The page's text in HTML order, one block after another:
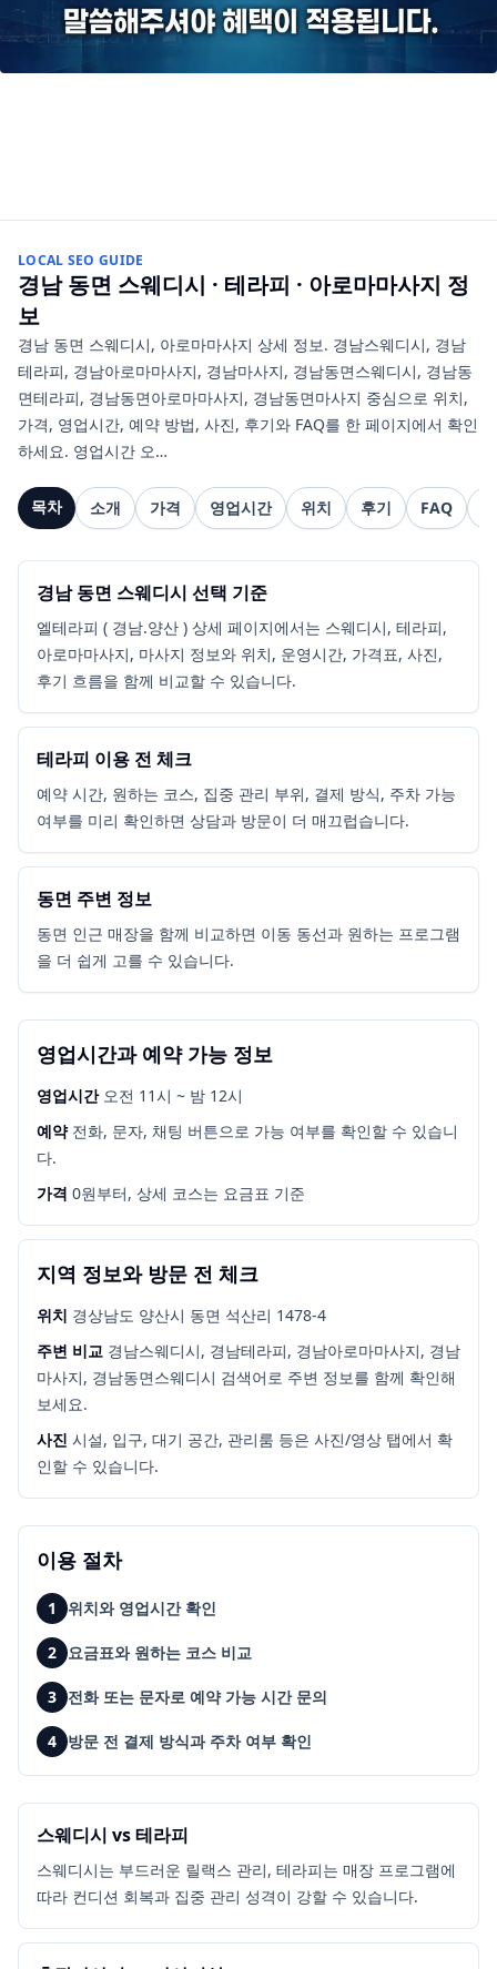
LOCAL SEO GUIDE
경남 동면 스웨디시 · 테라피 · 아로마마사지 정
보
경남 동면 스웨디시, 아로마마사지 상세 정보. 경남스웨디시, 경남
테라피, 경남아로마마사지, 경남마사지, 경남동면스웨디시, 경남동
면테라피, 경남동면아로마마사지, 경남동면마사지 중심으로 위치,
가격, 영업시간, 예약 방법, 사진, 후기와 FAQ를 한 페이지에서 확인
하세요. 영업시간 오…
목차 소개 가격 영업시간 위치 후기 FAQ
경남 동면 스웨디시 선택 기준
엘테라피 ( 경남.양산 ) 상세 페이지에서는 스웨디시, 테라피,
아로마마사지, 마사지 정보와 위치, 운영시간, 가격표, 사진,
후기 흐름을 함께 비교할 수 있습니다.
테라피 이용 전 체크
예약 시간, 원하는 코스, 집중 관리 부위, 결제 방식, 주차 가능
여부를 미리 확인하면 상담과 방문이 더 매끄럽습니다.
동면 주변 정보
동면 인근 매장을 함께 비교하면 이동 동선과 원하는 프로그램
을 더 쉽게 고를 수 있습니다.
영업시간과 예약 가능 정보
영업시간 오전 11시 ~ 밤 12시
예약 전화, 문자, 채팅 버튼으로 가능 여부를 확인할 수 있습니
다.
가격 0원부터, 상세 코스는 요금표 기준
지역 정보와 방문 전 체크
위치 경상남도 양산시 동면 석산리 1478-4
주변 비교 경남스웨디시, 경남테라피, 경남아로마마사지, 경남
마사지, 경남동면스웨디시 검색어로 주변 정보를 함께 확인해
보세요.
사진 시설, 입구, 대기 공간, 관리룸 등은 사진/영상 탭에서 확
인할 수 있습니다.
이용 절차
1 위치와 영업시간 확인
2 요금표와 원하는 코스 비교
3 전화 또는 문자로 예약 가능 시간 문의
4 방문 전 결제 방식과 주차 여부 확인
스웨디시 vs 테라피
스웨디시는 부드러운 릴랙스 관리, 테라피는 매장 프로그램에
따라 컨디션 회복과 집중 관리 성격이 강할 수 있습니다.